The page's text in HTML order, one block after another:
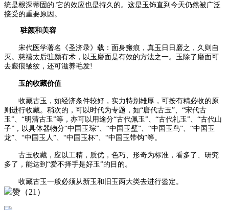
统是根深蒂固的.它的效应也是持久的。这是玉饰直到今天仍然被广泛
接受的重要原因。
驻颜和美容
宋代医学著名《圣济录》载：面身瘢痕，真玉日日磨之，久则自
灭。慈禧太后驻颜有术，以玉磨面是有效的方法之一。玉除了磨面可
去瘢痕皱纹，还可滋养毛发!
玉的收藏价值
收藏古玉，如经济条件较好，实力特别雄厚，可按有精必收的原
则进行收藏。稍次的，可以时代为专题，如“唐代古玉”、“宋代古
玉”、“明清古玉”等，亦可以用途分“古代佩玉”、“古代礼玉”、“古代山
子”，以具体器物分“中国玉琮”、“中国玉壁”、“中国玉鸟”、“中国玉
龙”、“中国玉人”、“中国玉杯”、“中国玉带钩”等。
古玉收藏，应以工精，质优，色巧、形奇为标准，看多了、研究
多了，能达到“爱不择手是好玉”的目的。
收藏古玉一般必须从新玉和旧玉两大类去进行鉴定。
赞（21）